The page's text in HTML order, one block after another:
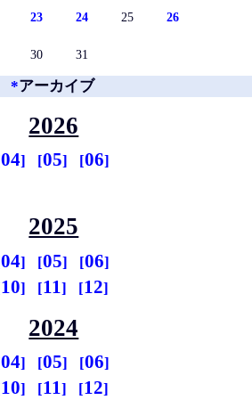
23 24 25 26
30 31
*アーカイブ
2026
04 05
06
2025
04 05
06
10 11 12
2024
04 05
06
10 11 12